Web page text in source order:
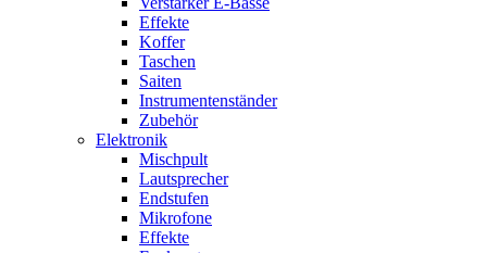
Effekte
Koffer
Taschen
Saiten
Instrumentenständer
Zubehör
Elektronik
Mischpult
Lautsprecher
Endstufen
Mikrofone
Effekte